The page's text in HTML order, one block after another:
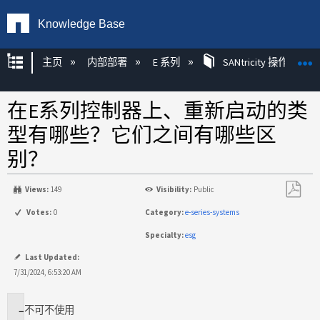
Knowledge Base
扩展/隐缩全局层次
主页 内部部署 E 系列 SANtricity 操作系统
在E系列控制器上、重新启动的类
型有哪些？它们之间有哪些区
别？
Views: 149 Visibility: Public
Votes: 0 Category:e-series-systems
Specialty:esg
Last Updated:
7/31/2024, 6:53:20 AM
适
不可不使用